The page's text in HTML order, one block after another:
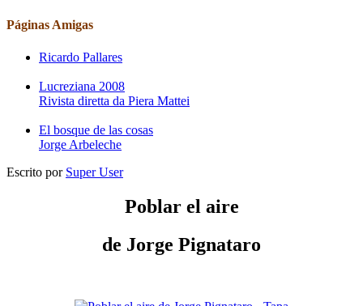
Páginas Amigas
Ricardo Pallares
Lucreziana 2008
Rivista diretta da Piera Mattei
El bosque de las cosas
Jorge Arbeleche
Escrito por Super User
Poblar el aire
de Jorge Pignataro